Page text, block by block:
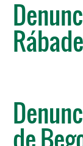
Rábade